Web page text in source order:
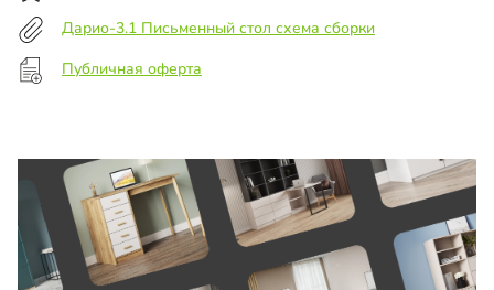
Дарио-3.1 Письменный стол схема сборки
Публичная оферта